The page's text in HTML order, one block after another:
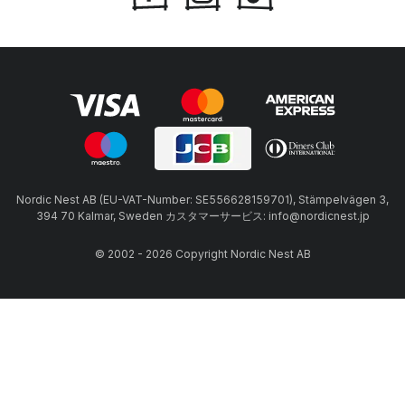
Nordic Nest AB (EU-VAT-Number: SE556628159701), Stämpelvägen 3,
394 70 Kalmar, Sweden カスタマーサービス: info@nordicnest.jp
© 2002 - 2026 Copyright Nordic Nest AB